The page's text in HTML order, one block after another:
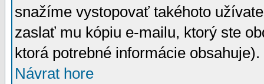
snažíme vystopovať takéhoto
zaslať mu kópiu e-mailu, ktorý ste
ktorá potrebné informácie
Návrat hore